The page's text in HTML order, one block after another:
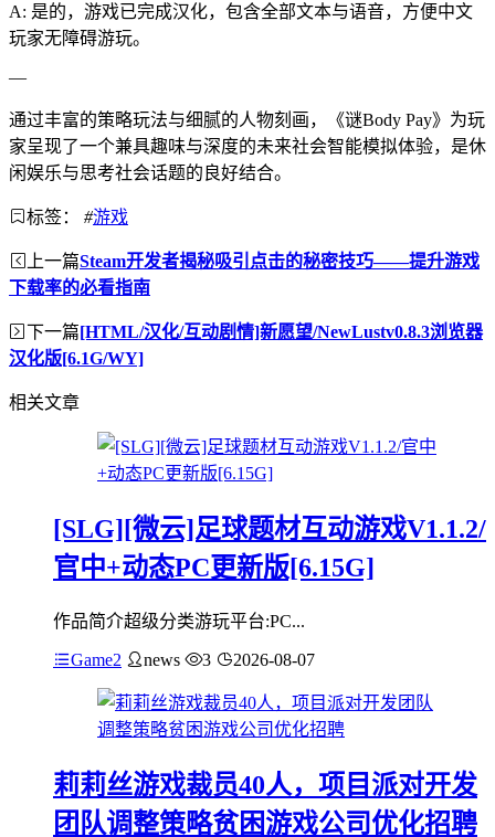
A: 是的，游戏已完成汉化，包含全部文本与语音，方便中文
玩家无障碍游玩。
—
通过丰富的策略玩法与细腻的人物刻画，《谜Body Pay》为玩
家呈现了一个兼具趣味与深度的未来社会智能模拟体验，是休
闲娱乐与思考社会话题的良好结合。
标签： #游戏
上一篇Steam开发者揭秘吸引点击的秘密技巧——提升游戏
下载率的必看指南
下一篇[HTML/汉化/互动剧情]新愿望/NewLustv0.8.3浏览器
汉化版[6.1G/WY]
相关文章
[SLG][微云]足球题材互动游戏V1.1.2/
官中+动态PC更新版[6.15G]
作品简介超级分类游玩平台:PC...
Game2 news 3 2026-08-07
莉莉丝游戏裁员40人，项目派对开发
团队调整策略贫困游戏公司优化招聘